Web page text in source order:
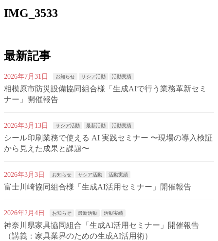
IMG_3533
最新記事
2026年7月31日 お知らせ サシア活動 活動実績
相模原市防災設備協同組合様「生成AIで行う業務革新セミ
ナー」開催報告
2026年3月13日 サシア活動 最新活動 活動実績
シール印刷業務で使える AI 実践セミナー 〜現場の導入検証
から見えた成果と課題〜
2026年3月3日 お知らせ サシア活動 活動実績
富士川崎協同組合様「生成AI活用セミナー」開催報告
2026年2月4日 お知らせ 最新活動 活動実績
神奈川県家具協同組合「生成AI活用セミナー」開催報告
（講義：家具業界のための生成AI活用術）